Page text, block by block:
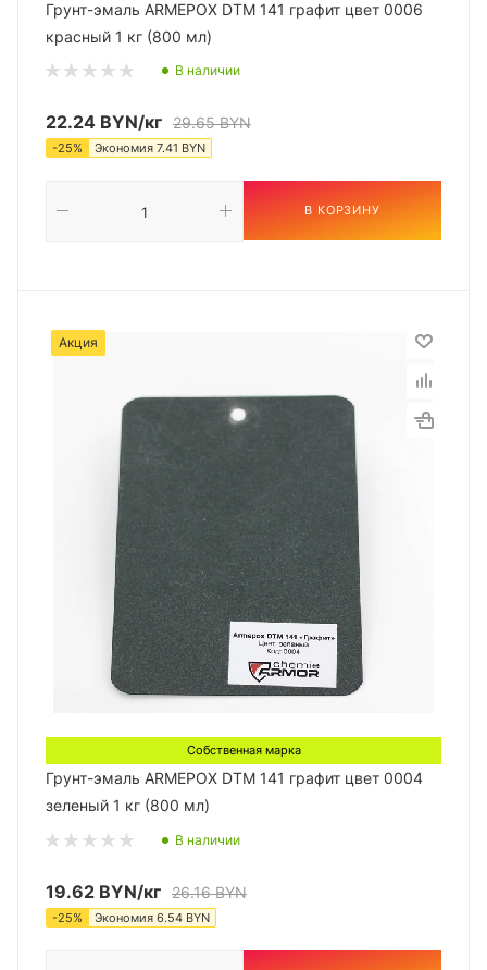
Грунт-эмаль ARMEPOX DTM 141 графит цвет 0006
красный 1 кг (800 мл)
В наличии
22.24 BYN/кг 29.65BYN
-25% Экономия 7.41 BYN
В КОРЗИНУ
Акция
Собственная марка
Грунт-эмаль ARMEPOX DTM 141 графит цвет 0004
зеленый 1 кг (800 мл)
В наличии
19.62 BYN/кг 26.16BYN
-25% Экономия 6.54 BYN